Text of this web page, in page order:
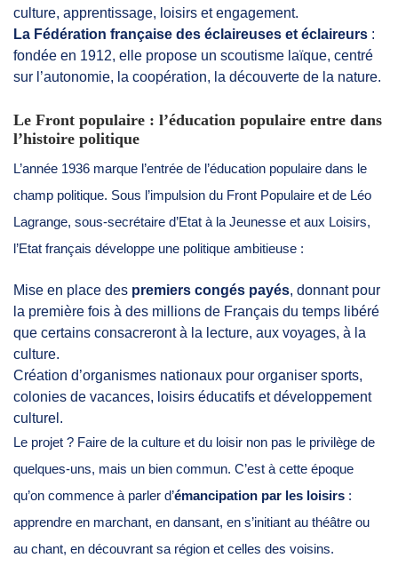
culture, apprentissage, loisirs et engagement.
La Fédération française des éclaireuses et éclaireurs :
fondée en 1912, elle propose un scoutisme laïque, centré
sur l’autonomie, la coopération, la découverte de la nature.
Le Front populaire : l’éducation populaire entre dans
l’histoire politique
L’année 1936 marque l’entrée de l’éducation populaire dans le
champ politique. Sous l’impulsion du Front Populaire et de Léo
Lagrange, sous-secrétaire d’Etat à la Jeunesse et aux Loisirs,
l’Etat français développe une politique ambitieuse :
Mise en place des premiers congés payés, donnant pour
la première fois à des millions de Français du temps libéré
que certains consacreront à la lecture, aux voyages, à la
culture.
Création d’organismes nationaux pour organiser sports,
colonies de vacances, loisirs éducatifs et développement
culturel.
Le projet ? Faire de la culture et du loisir non pas le privilège de
quelques-uns, mais un bien commun. C’est à cette époque
qu’on commence à parler d’émancipation par les loisirs :
apprendre en marchant, en dansant, en s’initiant au théâtre ou
au chant, en découvrant sa région et celles des voisins.